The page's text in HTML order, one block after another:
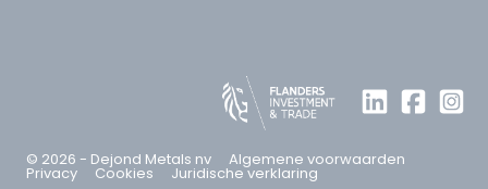
© 2026 - Dejond Metals nv Algemene voorwaarden
Privacy Cookies Juridische verklaring